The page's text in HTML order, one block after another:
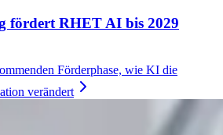
fördert RHET AI bis 2029
Förderphase, wie KI die
verändert